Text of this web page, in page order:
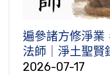
遍參諸方修淨業
法師｜淨土聖賢
2026-07-17